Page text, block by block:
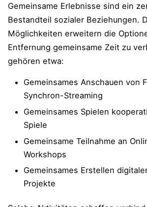
Gemeinsame Erlebnisse sind ein
Bestandteil sozialer Beziehungen.
Möglichkeiten erweitern die
Entfernung gemeinsame Zeit zu
gehören etwa:
Gemeinsames Anschauen von
Synchron-Streaming
Gemeinsames Spielen
Spiele
Gemeinsame Teilnahme an
Workshops
Gemeinsames Erstellen
Projekte